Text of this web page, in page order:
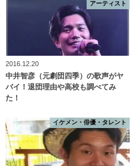
アーティスト
2016.12.20
中井智彦（元劇団四季）の歌声がヤ
バイ！退団理由や高校も調べてみ
た！
イケメン・俳優・タレント